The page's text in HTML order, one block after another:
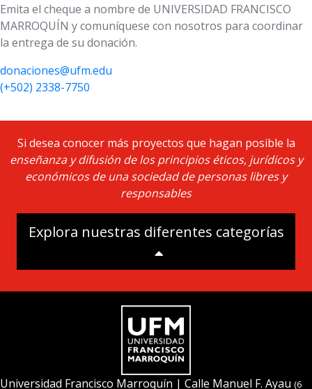
Emita el cheque a nombre de UNIVERSIDAD FRANCISCO
MARROQUÍN y comuníquese con nosotros para coordinar
la entrega de su donación.
donaciones@ufm.edu
(+502) 2338-7750
Si desea conocer más proyectos que hagan posible la
enseñanza y difusión de los principios éticos, jurídicos y
económicos de una sociedad de personas libres y
responsables
Explora nuestras diferentes categorías
Universidad Francisco Marroquín | Calle Manuel F. Ayau (6
Programa de becas ITA (Impulso al Talento
Académico)
Prosperity Lab
Treinta años del programa de becas ITA
UFM Reform Watch